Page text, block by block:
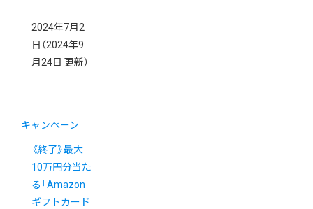
2024年7月2
日 （2024年9
月24日 更新）
キャンペーン
《終了》最大
10万円分当た
る「Amazon
ギフトカード